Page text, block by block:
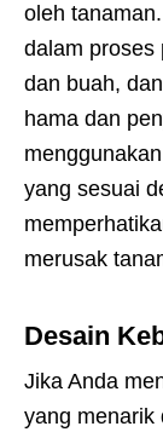
oleh
dalam proses
dan buah,
hama dan
yang sesuai
merusak
Desain
Jika Anda
yang menarik